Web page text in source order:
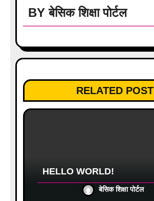
i
o
n
BYबेसिक शिक्षा पोर्टल
RELATED POST
HELLO WORLD!
बेसिक शिक्षा पोर्टल